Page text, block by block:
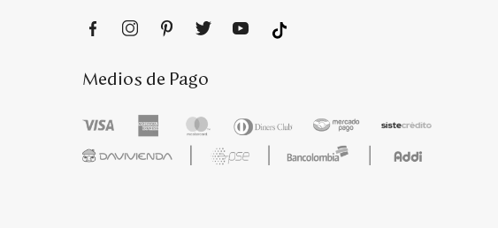
Medios de Pago